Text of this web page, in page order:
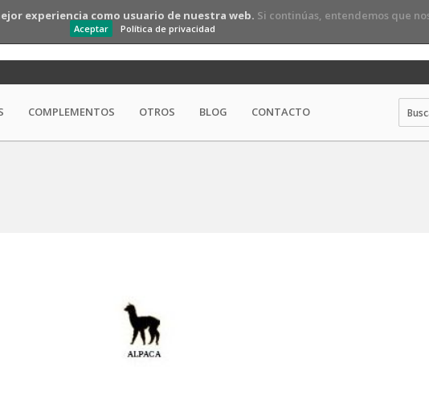
experiencia como usuario de nuestra web. Si continúas, entendemos que
Aceptar Política de privacidad
COMPLEMENTOS OTROS BLOG CONTACTO